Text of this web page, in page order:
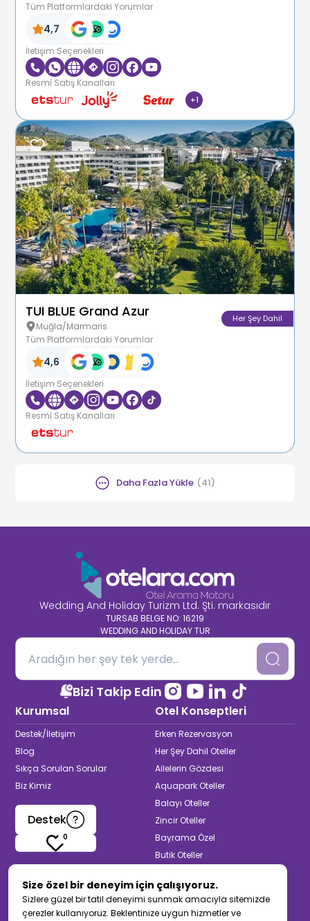
Tüm Platformlardaki Yorumlar
4,7
İletişim Seçenekleri
Resmî Satış Kanalları
+1
TUI BLUE Grand Azur
Muğla/Marmaris
Her Şey Dahil
Tüm Platformlardaki Yorumlar
4,6
İletişim Seçenekleri
Resmî Satış Kanalları
Daha Fazla Yükle (41)
Wedding And Holiday Turizm Ltd. Şti. markasıdır
TURSAB BELGE NO: 16219
WEDDING AND HOLIDAY TUR
Bizi Takip Edin
Kurumsal
Destek/İletişim
Blog
Sıkça Sorulan Sorular
Biz Kimiz
Destek
0
Otel Konseptleri
Erken Rezervasyon
Her Şey Dahil Oteller
Ailelerin Gözdesi
Aquapark Oteller
Balayı Oteller
Zincir Oteller
Bayrama Özel
Butik Oteller
Yetişkinlere Özel
Muhafazakar Oteller
Size özel bir deneyim için çalışıyoruz.
Sizlere güzel bir tatil deneyimi sunmak amacıyla sitemizde
çerezler kullanıyoruz. Beklentinize uygun hizmetler ve